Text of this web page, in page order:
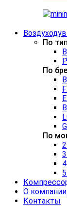
По
По
По
О компании
Контакты